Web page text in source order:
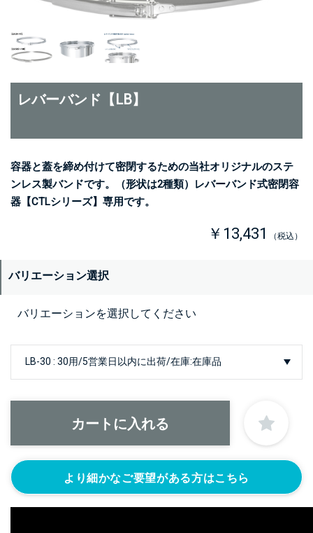
レバーバンド【LB】
容器と蓋を締め付けて密閉するための当社オリジナルのステ
ンレス製バンドです。（形状は2種類）レバーバンド式密閉容
器【CTLシリーズ】専用です。
￥13,431 （税込）
バリエーション選択
バリエーションを選択してください
より細かなご要望がある方はこちら